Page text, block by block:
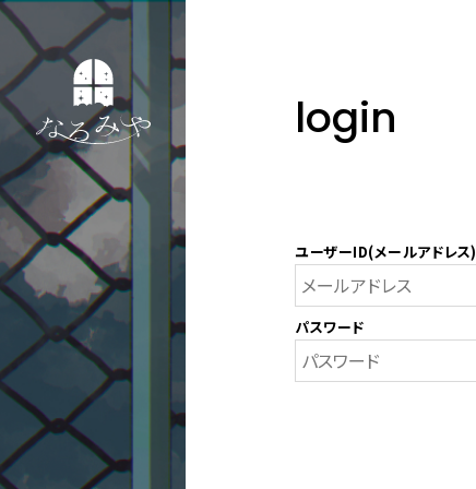
login
ユーザーID(メールアドレス)
パスワード